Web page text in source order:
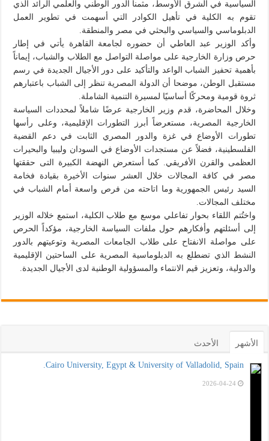
السياسية في الشرق الأوسط، مثمنا الدور الوطني والعلمي الرائد الذي
تقوم به الكلية في تأهيل الكوادر التي أسهمت في تطوير العمل
الدبلوماسي والسياسي والبحثي في مصر والمنطقة.
وأكد الوزير عبد العاطي أن حضوره لجامعة القاهرة يأتي في إطار
حرص وزارة الخارجية على مواصلة التواصل مع الطلاب والشباب، إيماناً
بأهمية تحفيز الشباب الواعد والتأكيد على دور الأجيال الجديدة في رسم
مستقبل الوطن، موضحا أن الدولة المصرية تنظر إلى الشباب باعتبارهم
ثروة قومية ومحركًا أساسيًا لمسيرة التنمية الشاملة.
وخلال المحاضرة، قدم وزير الخارجية عرضًا شاملاً لمحددات السياسة
الخارجية المصرية، مستعرضاً أبرز التطورات الإقليمية، وعلى رأسها
تطورات الأوضاع في غزة والدور المصري الثابت في دعم القضية
الفلسطينية، فضلاً عن مستجدات الأوضاع في السودان وليبيا والبحيرات
العظمى والقرن الأفريقي. كما أستعرض النهضة الكبيرة التى حققتها
مصر في كافة المجالات خلال العشر سنوات الأخيرة بقيادة فخامة
السيد رئيس الجمهورية وما اتاحته من فرص واسعة أمام الشباب في
مختلف المجالات.
واختُتم اللقاء بحوار تفاعلي موسع مع طلاب الكلية، استمع خلاله الوزير
إلى أسئلتهم وأفكارهم حول ملفات السياسة الخارجية، مؤكداً الحرص
على مواصلة الانفتاح على طلاب الجامعات المصرية وتوعيتهم بالدور
النشط الذي تضطلع به الدبلوماسية المصرية على الساحتين الإقليمية
والدولية، وتعزيز قيم الانتماء والمسؤولية الوطنية لدى الأجيال الجديدة.
الأشهر الأحدث
Cairo University, Egypt & University of Valladolid, Spain.
2026-04-24